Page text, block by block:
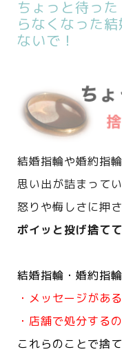
ちょっと待っ
らなくなった
ないで！
結婚指輪や婚約指
思い出が詰まって
怒りや悔しさに押
ポイッと投げ捨て
結婚指輪・婚約指
・メッセージがあ
・店舗で処分する
これらのことで捨